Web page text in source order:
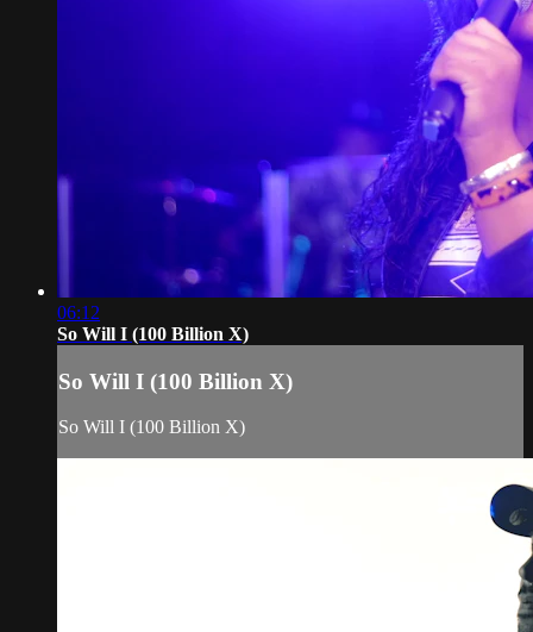
06:12
So Will I (100 Billion X)
So Will I (100 Billion X)
So Will I (100 Billion X)